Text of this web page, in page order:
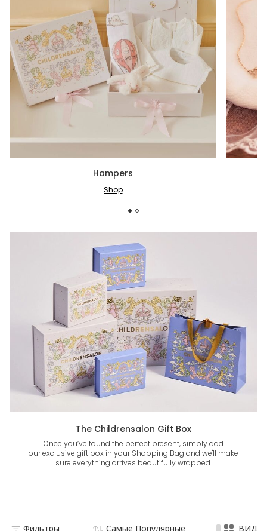
Hampers
Shop
The Childrensalon Gift Box
Once you’ve found the perfect present, simply add
our exclusive gift box in your Shopping Bag and we'll make
sure everything arrives beautifully wrapped.